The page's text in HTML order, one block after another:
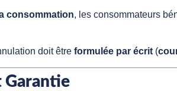
consommation, les consommateurs
doit être formulée par écrit (
Garantie